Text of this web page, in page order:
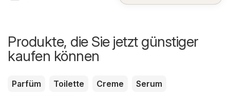
Produkte, die Sie jetzt günstiger
kaufen können
Parfüm Toilette Creme
Serum